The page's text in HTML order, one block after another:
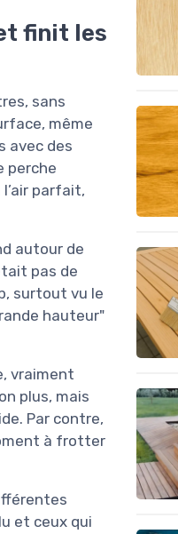
finit les
sans
même
avec des
perche
parfait,
autour de
pas de
surtout vu le
hauteur"
vraiment
plus, mais
Par contre,
à frotter
et ceux qui